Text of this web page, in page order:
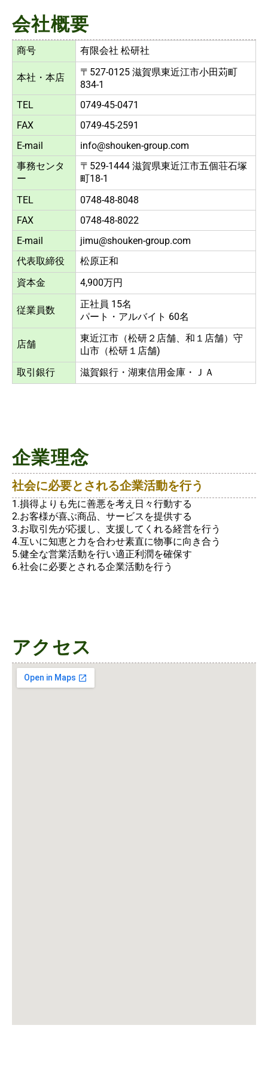
会社概要
商号 有限会社 松研社
本社・本店
〒527-0125 滋賀県東近江市小田苅町
834-1
TEL
0749-45-0471
FAX
0749-45-2591
E-mail
info@shouken-group.com
事務センタ
ー
〒529-1444 滋賀県東近江市五個荘石塚
町18-1
TEL
0748-48-8048
FAX
0748-48-8022
E-mail
jimu@shouken-group.com
代表取締役
松原正和
資本金
4,900万円
従業員数
正社員 15名
パート・アルバイト 60名
店舗
東近江市（松研２店舗、和１店舗）守
山市（松研１店舗)
取引銀行
滋賀銀行・湖東信用金庫・ＪＡ
企業理念
社会に必要とされる企業活動を行う
1.損得よりも先に善悪を考え日々行動する
2.お客様が喜ぶ商品、サービスを提供する
3.お取引先が応援し、支援してくれる経営を行う
4.互いに知恵と力を合わせ素直に物事に向き合う
5.健全な営業活動を行い適正利潤を確保す
6.社会に必要とされる企業活動を行う
アクセス